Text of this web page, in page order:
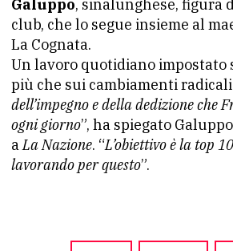
Galuppo, sinalunghese, figura
club, che lo segue insieme al
La Cognata.
Un lavoro quotidiano
più che sui cambiamenti
dell’impegno e della dedizione che
ogni giorno”, ha spiegato
aLa Nazione. “L’obiettivo è la top
lavorando per questo”.